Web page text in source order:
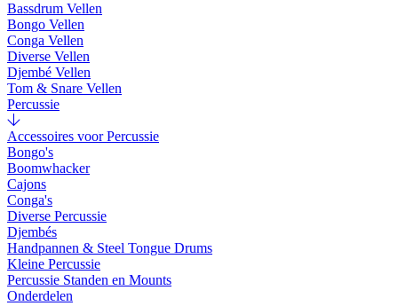
Bassdrum Vellen
Bongo Vellen
Conga Vellen
Diverse Vellen
Djembé Vellen
Tom & Snare Vellen
Percussie
Accessoires voor Percussie
Bongo's
Boomwhacker
Cajons
Conga's
Diverse Percussie
Djembés
Handpannen & Steel Tongue Drums
Kleine Percussie
Percussie Standen en Mounts
Onderdelen